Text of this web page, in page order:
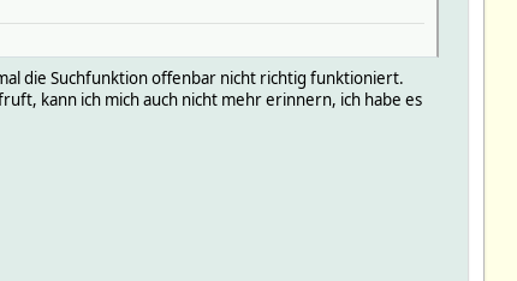
die Suchfunktion offenbar nicht richtig funktioniert.
kann ich mich auch nicht mehr erinnern, ich habe es